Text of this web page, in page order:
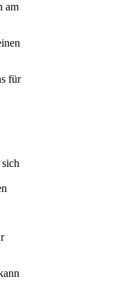
am
für